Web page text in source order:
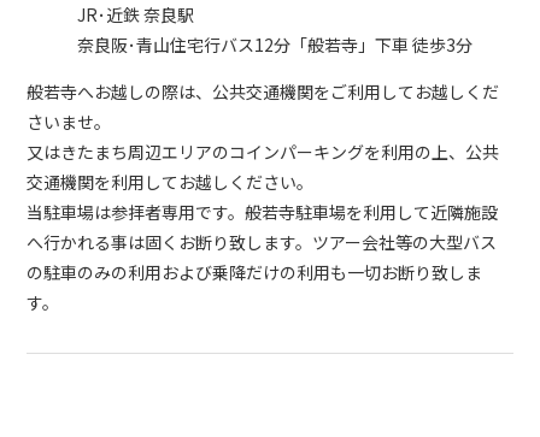
JR･近鉄 奈良駅
奈良阪･青山住宅行バス12分「般若寺」下車 徒歩3分
般若寺へお越しの際は、公共交通機関をご利用してお越しくだ
さいませ。
又はきたまち周辺エリアのコインパーキングを利用の上、公共
交通機関を利用してお越しください。
当駐車場は参拝者専用です。般若寺駐車場を利用して近隣施設
へ行かれる事は固くお断り致します。ツアー会社等の大型バス
の駐車のみの利用および乗降だけの利用も一切お断り致しま
す。